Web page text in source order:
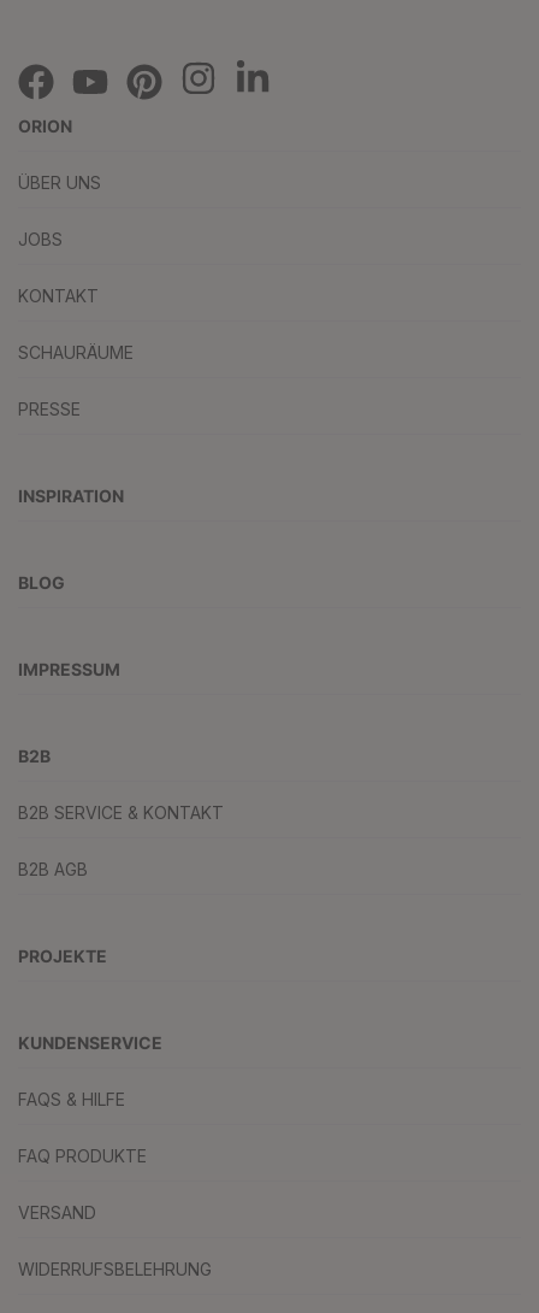
ORION
ÜBER UNS
JOBS
KONTAKT
SCHAURÄUME
PRESSE
INSPIRATION
BLOG
IMPRESSUM
B2B
B2B SERVICE & KONTAKT
B2B AGB
PROJEKTE
KUNDENSERVICE
FAQS & HILFE
FAQ PRODUKTE
VERSAND
WIDERRUFSBELEHRUNG